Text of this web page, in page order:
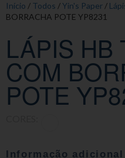
Início / Todos /Yin's Paper /
BORRACHA POTE YP8231
LÁPIS HB
COM
POTE
Informação adicional